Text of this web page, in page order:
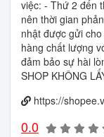
việc: - Thứ 2 đến
nên thời gian
nhật được gửi
hàng chất lượng
đảm bảo sự hài
SHOP KHÔNG
https://
0.0